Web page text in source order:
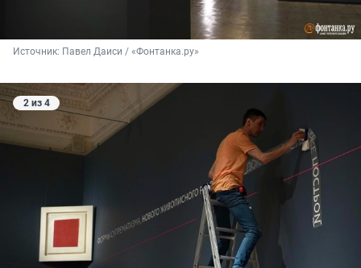
Источник: Павел Даиси / «Фонтанка.ру»
2 из 4